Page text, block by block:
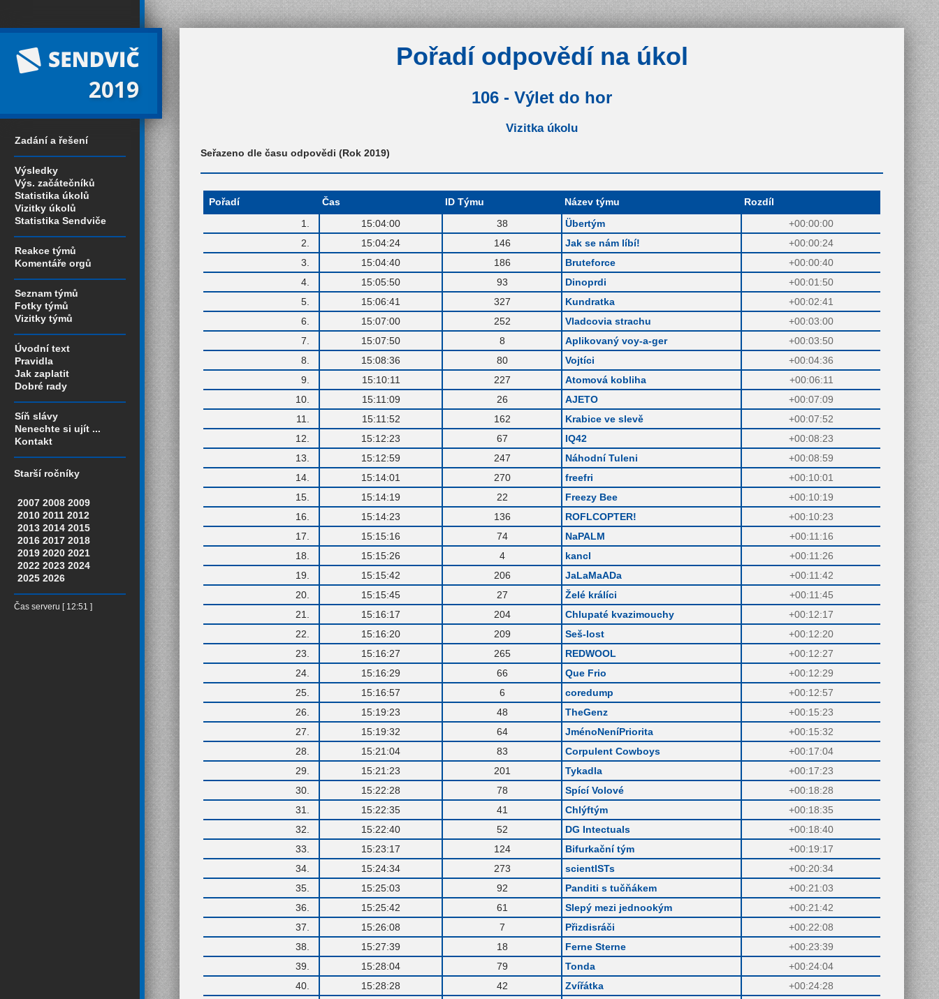
2019
Zadání a řešení
Výsledky
Výs. začátečníků
Statistika úkolů
Vizitky úkolů
Statistika Sendviče
Reakce týmů
Komentáře orgů
Seznam týmů
Fotky týmů
Vizitky týmů
Úvodní text
Pravidla
Jak zaplatit
Dobré rady
Síň slávy
Nenechte si ujít ...
Kontakt
Starší ročníky
2007 2008 2009
2010 2011 2012
2013 2014 2015
2016 2017 2018
2019 2020 2021
2022 2023 2024
2025 2026
Čas serveru [ 12:51 ]
Pořadí odpovědí na úkol
106 - Výlet do hor
Vizitka úkolu
Seřazeno dle času odpovědi (Rok 2019)
Pořadí Čas ID Týmu Název týmu
Rozdíl
1.
15:04:00 38 Übertým
+00:00:00
2.
15:04:24 146 Jak se nám líbí!
+00:00:24
3.
15:04:40 186 Bruteforce
+00:00:40
4.
15:05:50 93 Dinoprdi
+00:01:50
5.
15:06:41 327 Kundratka
+00:02:41
6.
15:07:00 252 Vladcovia strachu
+00:03:00
7.
15:07:50 8 Aplikovaný voy-a-ger
+00:03:50
8.
15:08:36 80 Vojtíci
+00:04:36
9.
15:10:11 227 Atomová kobliha
+00:06:11
10.
15:11:09 26 AJETO
+00:07:09
11.
15:11:52 162 Krabice ve slevě
+00:07:52
12.
15:12:23 67 IQ42
+00:08:23
13.
15:12:59 247 Náhodní Tuleni
+00:08:59
14.
15:14:01 270 freefri
+00:10:01
15.
15:14:19 22 Freezy Bee
+00:10:19
16.
15:14:23 136 ROFLCOPTER!
+00:10:23
17.
15:15:16 74 NaPALM
+00:11:16
18.
15:15:26 4 kancl
+00:11:26
19.
15:15:42 206 JaLaMaADa
+00:11:42
20.
15:15:45 27 Želé králíci
+00:11:45
21.
15:16:17 204 Chlupaté kvazimouchy
+00:12:17
22.
15:16:20 209 Seš-lost
+00:12:20
23.
15:16:27 265 REDWOOL
+00:12:27
24.
15:16:29 66 Que Frio
+00:12:29
25.
15:16:57 6 coredump
+00:12:57
26.
15:19:23 48 TheGenz
+00:15:23
27.
15:19:32 64 JménoNeníPriorita
+00:15:32
28.
15:21:04 83 Corpulent Cowboys
+00:17:04
29.
15:21:23 201 Tykadla
+00:17:23
30.
15:22:28 78 Spící Volové
+00:18:28
31.
15:22:35 41 Chlýftým
+00:18:35
32.
15:22:40 52 DG Intectuals
+00:18:40
33.
15:23:17 124 Bifurkační tým
+00:19:17
34.
15:24:34 273 scientISTs
+00:20:34
35.
15:25:03 92 Panditi s tučňákem
+00:21:03
36.
15:25:42 61 Slepý mezi jednookým
+00:21:42
37.
15:26:08 7 Přizdisráči
+00:22:08
38.
15:27:39 18 Ferne Sterne
+00:23:39
39.
15:28:04 79 Tonda
+00:24:04
40.
15:28:28 42 Zvířátka
+00:24:28